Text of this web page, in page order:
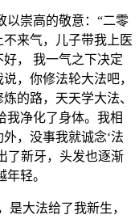
以崇高的敬意：“二零
来气，儿子带我上医
， 我一气之下决定
，你修法轮大法吧，
的路，天天学大法、
我净化了身体。我相
，没事我就诚念‘法
了新牙，头发也逐渐
轻。
是大法给了我新生，